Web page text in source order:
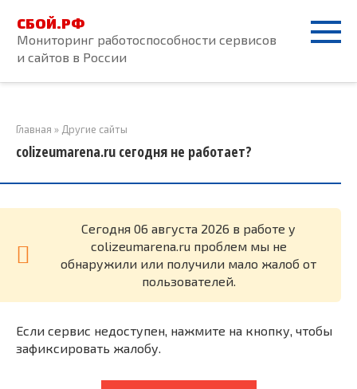
контенту
СБОЙ.РФ
Мониторинг работоспособности сервисов
и сайтов в России
Главная » Другие сайты
colizeumarena.ru сегодня не работает?
Cегодня 06 августа 2026 в работе у
colizeumarena.ru проблем мы не
обнаружили или получили мало жалоб от
пользователей.
Если сервис недоступен, нажмите на кнопку, чтобы
зафиксировать жалобу.